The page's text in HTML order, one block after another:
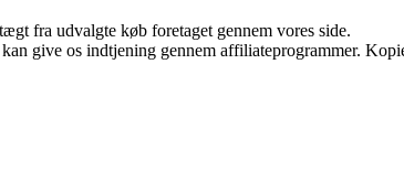
fra udvalgte køb foretaget gennem vores side.
give os indtjening gennem affiliateprogrammer.